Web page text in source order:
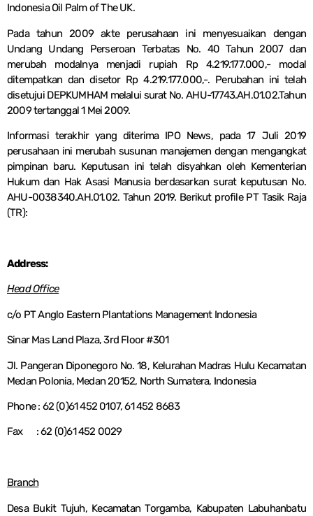
Indonesia Oil Palm of The UK.
Pada tahun 2009 akte perusahaan ini menyesuaikan dengan
Undang Undang Perseroan Terbatas No. 40 Tahun 2007 dan
merubah modalnya menjadi rupiah Rp 4.219.177.000,- modal
ditempatkan dan disetor Rp 4.219.177.000,-. Perubahan ini telah
disetujui DEPKUMHAM melalui surat No. AHU-17743.AH.01.02.Tahun
2009 tertanggal 1 Mei 2009.
Informasi terakhir yang diterima IPO News, pada 17 Juli 2019
perusahaan ini merubah susunan manajemen dengan mengangkat
pimpinan baru. Keputusan ini telah disyahkan oleh Kementerian
Hukum dan Hak Asasi Manusia berdasarkan surat keputusan No.
AHU-0038340.AH.01.02. Tahun 2019. Berikut profile PT Tasik Raja
(TR):
Address:
Head Office
c/o PT Anglo Eastern Plantations Management Indonesia
Sinar Mas Land Plaza, 3rd Floor #301
Jl. Pangeran Diponegoro No. 18, Kelurahan Madras Hulu Kecamatan
Medan Polonia, Medan 20152, North Sumatera, Indonesia
Phone : 62 (0)61 452 0107, 61 452 8683
Fax : 62 (0)61 452 0029
Branch
Desa Bukit Tujuh, Kecamatan Torgamba, Kabupaten Labuhanbatu